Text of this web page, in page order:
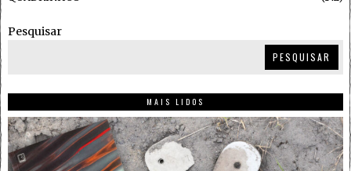
Pesquisar
PESQUISAR
MAIS LIDOS